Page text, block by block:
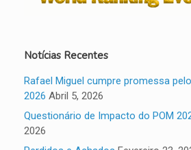
Notícias Recentes
Rafael Miguel cumpre promessa
2026 Abril 5, 2026
Questionário de Impacto do POM
2026